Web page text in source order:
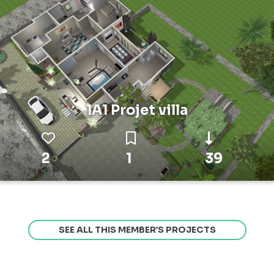
1A1 Projet villa
2 1 39
SEE ALL THIS MEMBER’S PROJECTS